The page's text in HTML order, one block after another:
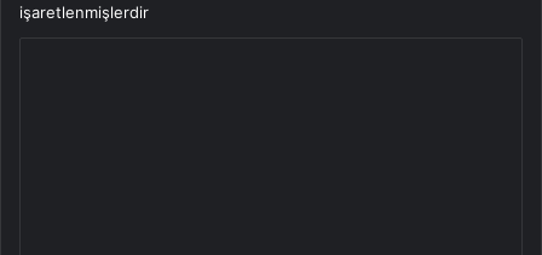
işaretlenmişlerdir